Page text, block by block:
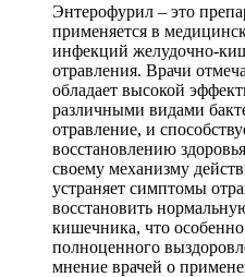
Энтерофурил – это
применяется в
инфекций желудочно-
отравления. Врачи
обладает высокой
различными видами
отравление, и
восстановлению
своему механизму
устраняет симптомы
восстановить
кишечника, что
полноценного
мнение врачей о